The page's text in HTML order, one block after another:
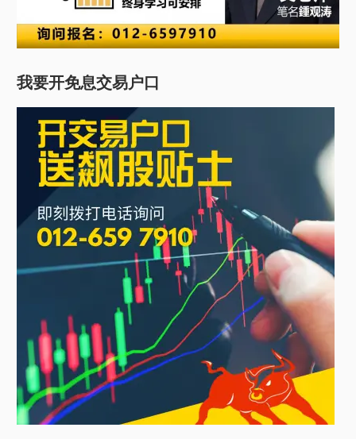
我要开免息交易户口